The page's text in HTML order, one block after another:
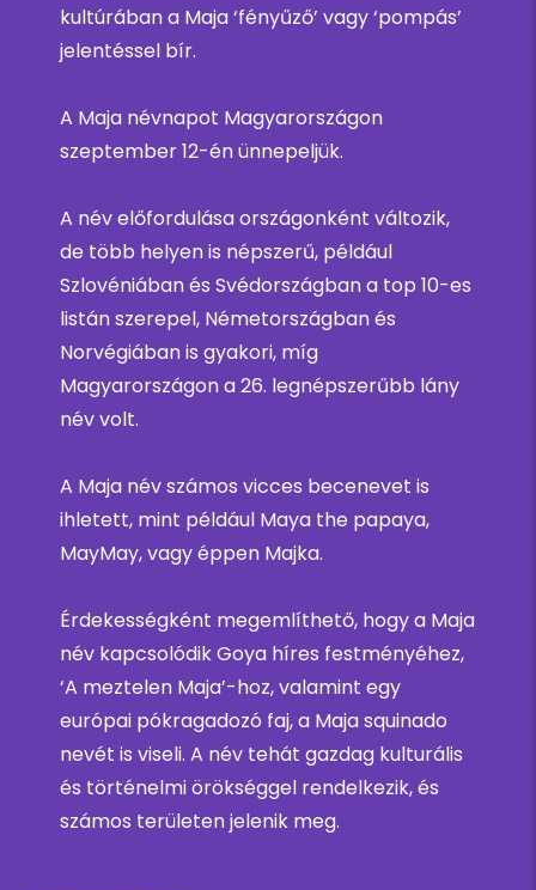
kultúrában a Maja ‘fényűző’ vagy ‘pompás’
jelentéssel bír.
A Maja névnapot Magyarországon
szeptember 12-én ünnepeljük.
A név előfordulása országonként változik,
de több helyen is népszerű, például
Szlovéniában és Svédországban a top 10-es
listán szerepel, Németországban és
Norvégiában is gyakori, míg
Magyarországon a 26. legnépszerűbb lány
név volt.
A Maja név számos vicces becenevet is
ihletett, mint például Maya the papaya,
MayMay, vagy éppen Majka.
Érdekességként megemlíthető, hogy a Maja
név kapcsolódik Goya híres festményéhez,
‘A meztelen Maja’-hoz, valamint egy
európai pókragadozó faj, a Maja squinado
nevét is viseli. A név tehát gazdag kulturális
és történelmi örökséggel rendelkezik, és
számos területen jelenik meg.